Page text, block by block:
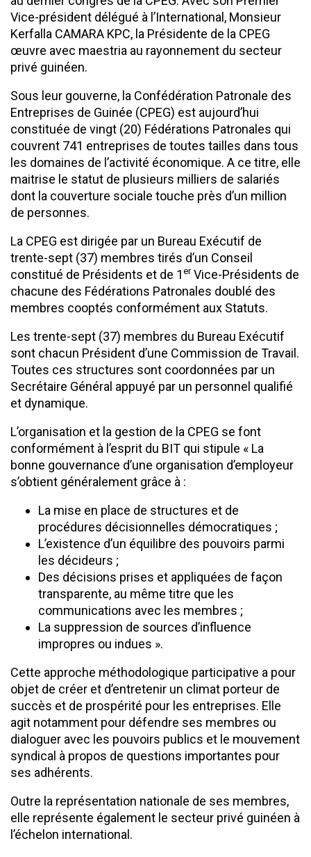
Vice-président délégué à l’International, Monsieur
Kerfalla CAMARA KPC, la Présidente de la CPEG
œuvre avec maestria au rayonnement du secteur
privé guinéen.
Sous leur gouverne, la Confédération Patronale des
Entreprises de Guinée (CPEG) est aujourd’hui
constituée de vingt (20) Fédérations Patronales qui
couvrent 741 entreprises de toutes tailles dans tous
les domaines de l’activité économique. A ce titre, elle
maitrise le statut de plusieurs milliers de salariés
dont la couverture sociale touche près d’un million
de personnes.
La CPEG est dirigée par un Bureau Exécutif de
trente-sept (37) membres tirés d’un Conseil
constitué de Présidents et de 1erVice-Présidents de
chacune des Fédérations Patronales doublé des
membres cooptés conformément aux Statuts.
Les trente-sept (37) membres du Bureau Exécutif
sont chacun Président d’une Commission de Travail.
Toutes ces structures sont coordonnées par un
Secrétaire Général appuyé par un personnel qualifié
et dynamique.
L’organisation et la gestion de la CPEG se font
conformément à l’esprit du BIT qui stipule « La
bonne gouvernance d’une organisation d’employeur
s’obtient généralement grâce à :
La mise en place de structures et de
procédures décisionnelles démocratiques ;
L’existence d’un équilibre des pouvoirs parmi
les décideurs ;
Des décisions prises et appliquées de façon
transparente, au même titre que les
communications avec les membres ;
La suppression de sources d’influence
impropres ou indues ».
Cette approche méthodologique participative a pour
objet de créer et d’entretenir un climat porteur de
succès et de prospérité pour les entreprises. Elle
agit notamment pour défendre ses membres ou
dialoguer avec les pouvoirs publics et le mouvement
syndical à propos de questions importantes pour
ses adhérents.
Outre la représentation nationale de ses membres,
elle représente également le secteur privé guinéen à
l’échelon international.